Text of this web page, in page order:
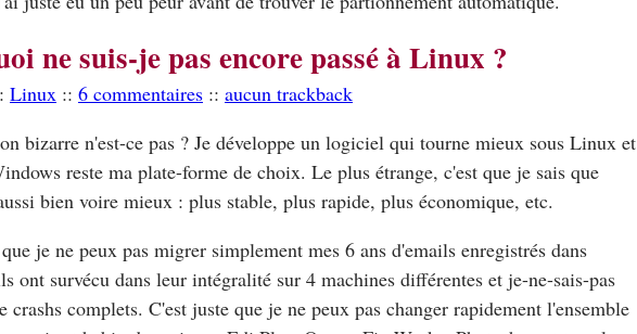
ne suis-je pas encore passé à Linux ?
Linux :: 6 commentaires :: aucun trackback
bizarre n'est-ce pas ? Je développe un logiciel qui tourne mieux sous Linux et
reste ma plate-forme de choix. Le plus étrange, c'est que je sais que
bien voire mieux : plus stable, plus rapide, plus économique, etc.
je ne peux pas migrer simplement mes 6 ans d'emails enregistrés dans
ont survécu dans leur intégralité sur 4 machines différentes et je-ne-sais-pas
crashs complets. C'est juste que je ne peux pas changer rapidement l'ensemble